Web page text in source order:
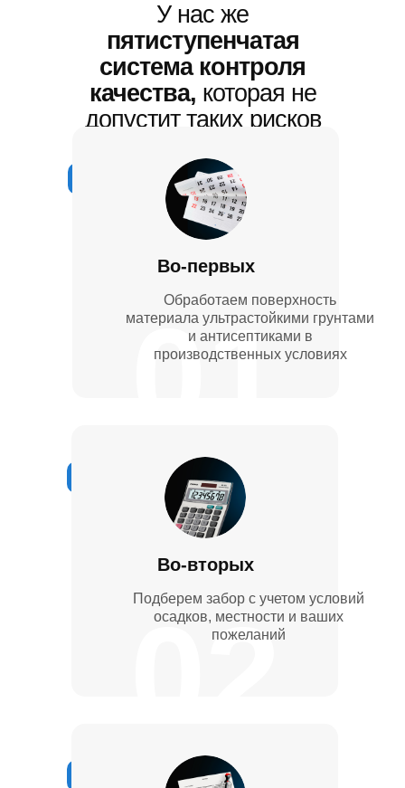
У нас же
пятиступенчатая
система контроля
качества, которая не
допустит таких рисков
01
Во-первых
Обработаем поверхность
материала ультрастойкими грунтами
и антисептиками в
производственных условиях
02
Во-вторых
Подберем забор с учетом условий
осадков, местности и ваших
пожеланий